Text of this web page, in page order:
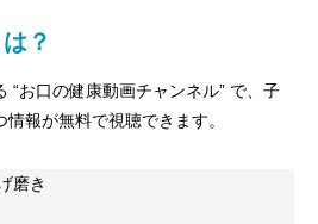
？
“お口の健康動画チャンネル” で、子
報が無料で視聴できます。
磨き